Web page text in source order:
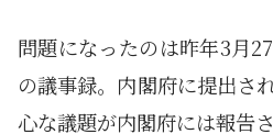
問題になったのは昨年3月
の議事録。内閣府に提出さ
心な議題が内閣府には報告